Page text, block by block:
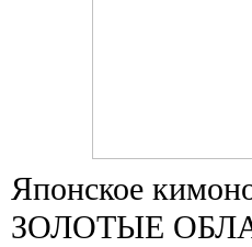
Японское
ЗОЛОТЫЕ